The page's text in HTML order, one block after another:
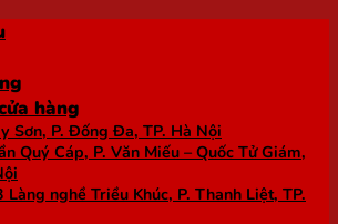
hàng
Sơn, P. Đống Đa, TP. Hà Nội
Quý Cáp, P. Văn Miếu – Quốc Tử Giám,
Làng nghề Triều Khúc, P. Thanh Liệt, TP.